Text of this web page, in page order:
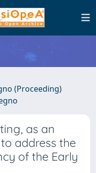
(Proceeding)
as an
address the
of the Early